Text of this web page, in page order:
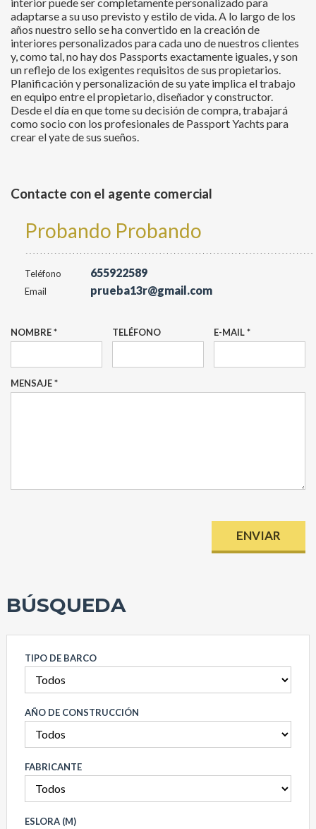
adaptarse a su uso previsto y estilo de vida. A lo largo de los
años nuestro sello se ha convertido en la creación de
interiores personalizados para cada uno de nuestros clientes
y, como tal, no hay dos Passports exactamente iguales, y son
un reflejo de los exigentes requisitos de sus propietarios.
Planificación y personalización de su yate implica el trabajo
en equipo entre el propietario, diseñador y constructor.
Desde el día en que tome su decisión de compra, trabajará
como socio con los profesionales de Passport Yachts para
crear el yate de sus sueños.
Contacte con el agente comercial
Probando Probando
Teléfono 655922589
Email prueba13r@gmail.com
NOMBRE * TELÉFONO E-MAIL *
MENSAJE *
BÚSQUEDA
TIPO DE BARCO
AÑO DE CONSTRUCCIÓN
FABRICANTE
ESLORA (M)